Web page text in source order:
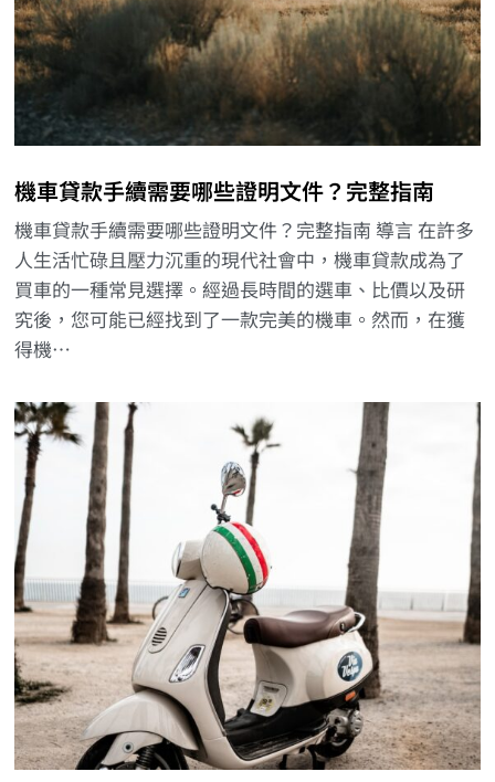
機車貸款手續需要哪些證明文件？完整指南
機車貸款手續需要哪些證明文件？完整指南 導言 在許多
人生活忙碌且壓力沉重的現代社會中，機車貸款成為了
買車的一種常見選擇。經過長時間的選車、比價以及研
究後，您可能已經找到了一款完美的機車。然而，在獲
得機…